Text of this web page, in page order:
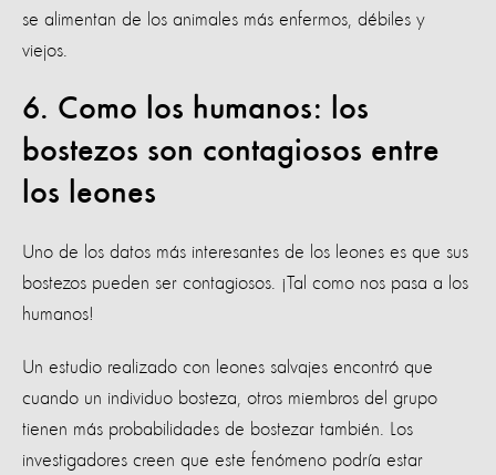
se alimentan de los animales más enfermos, débiles y
viejos.
6. Como los humanos: los
bostezos son contagiosos entre
los leones
Uno de los datos más interesantes de los leones es que sus
bostezos pueden ser contagiosos. ¡Tal como nos pasa a los
humanos!
Un estudio realizado con leones salvajes encontró que
cuando un individuo bosteza, otros miembros del grupo
tienen más probabilidades de bostezar también. Los
investigadores creen que este fenómeno podría estar